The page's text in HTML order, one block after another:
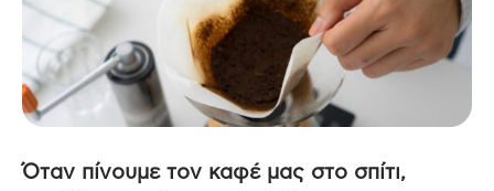
Όταν πίνουμε τον καφέ μας στο σπίτι,